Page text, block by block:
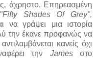
άχρηστο. Επηρεασμένη
"Fifty Shades Of Grey",
να γράψει μια ιστορία
την έκανε προφανώς να
κανείς όχι
την Jamesστο